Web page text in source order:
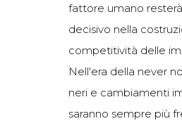
fattore umano
decisivo nella
competitività delle
Nell'era della never
neri e cambiamenti
saranno sempre più